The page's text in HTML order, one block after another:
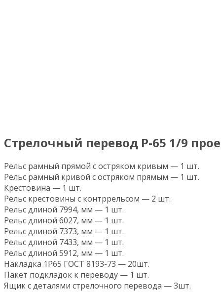
Стрелочный перевод Р-65 1/9
Рельс рамный прямой с остряком кривым — 1 шт.
Рельс рамный кривой с остряком прямым — 1 шт.
Крестовина — 1 шт.
Рельс крестовины с контррельсом — 2 шт.
Рельс длиной 7994, мм — 1 шт.
Рельс длиной 6027, мм — 1 шт.
Рельс длиной 7373, мм — 1 шт.
Рельс длиной 7433, мм — 1 шт.
Рельс длиной 5912, мм — 1 шт.
Накладка 1Р65 ГОСТ 8193-73 — 20шт.
Пакет подкладок к переводу — 1 шт.
Ящик с деталями стрелочного перевода — 3шт.